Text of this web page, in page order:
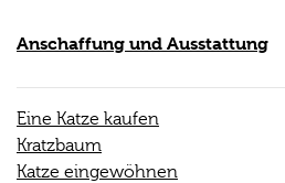
Anschaffung und Ausstattung
Eine Katze kaufen
Kratzbaum
Katze eingewöhnen